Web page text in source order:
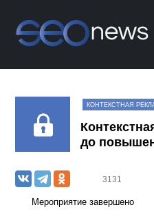
КОНТЕКСТНАЯ
до
3131
Мероприятие завершено